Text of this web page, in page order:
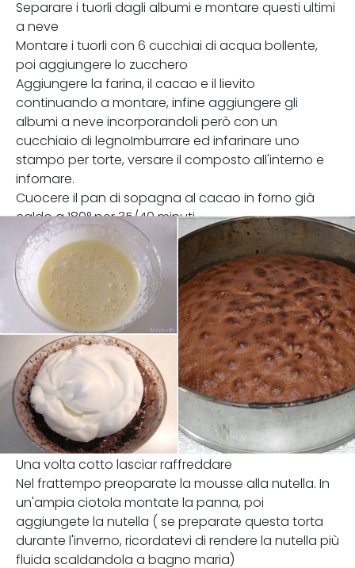
Separare i tuorli dagli albumi e montare questi ultimi
a neve
Montare i tuorli con 6 cucchiai di acqua bollente,
poi aggiungere lo zucchero
Aggiungere la farina, il cacao e il lievito
continuando a montare, infine aggiungere gli
albumi a neve incorporandoli però con un
cucchiaio di legnoImburrare ed infarinare uno
stampo per torte, versare il composto all'interno e
infornare.
Cuocere il pan di sopagna al cacao in forno già
caldo a 180° per 35/40 minuti
Una volta cotto lasciar raffreddare
Nel frattempo preoparate la mousse alla nutella. In
un'ampia ciotola montate la panna, poi
aggiungete la nutella ( se preparate questa torta
durante l'inverno, ricordatevi di rendere la nutella più
fluida scaldandola a bagno maria)